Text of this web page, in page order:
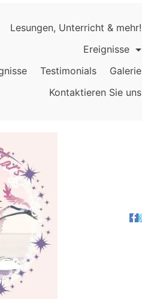
Lesungen, Unterricht & mehr!
Ereignisse
Testimonials
Galerie
Kontaktieren Sie uns